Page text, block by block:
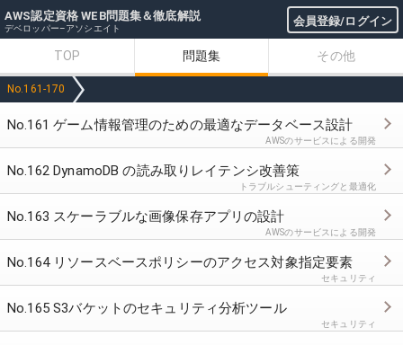
AWS認定資格 WEB問題集＆徹底解説 会員登録/ログイン
デベロッパー–アソシエイト
TOP 問題集 その他
No.161-170
No.161 ゲーム情報管理のための最適なデータベース設計
AWSのサービスによる開発
No.162 DynamoDB の読み取りレイテンシ改善策
トラブルシューティングと最適化
No.163 スケーラブルな画像保存アプリの設計
AWSのサービスによる開発
No.164 リソースベースポリシーのアクセス対象指定要素
セキュリティ
No.165 S3バケットのセキュリティ分析ツール
セキュリティ